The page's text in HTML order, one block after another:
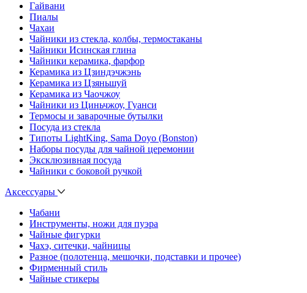
Гайвани
Пиалы
Чахаи
Чайники из стекла, колбы, термостаканы
Чайники Исинская глина
Чайники керамика, фарфор
Керамика из Цзиндэчжэнь
Керамика из Цзяньшуй
Керамика из Чаочжоу
Чайники из Циньчжоу, Гуанси
Термосы и заварочные бутылки
Посуда из стекла
Типоты LightKing, Sama Doyo (Bonston)
Наборы посуды для чайной церемонии
Эксклюзивная посуда
Чайники с боковой ручкой
Аксессуары
Чабани
Инструменты, ножи для пуэра
Чайные фигурки
Чахэ, ситечки, чайницы
Разное (полотенца, мешочки, подставки и прочее)
Фирменный стиль
Чайные стикеры